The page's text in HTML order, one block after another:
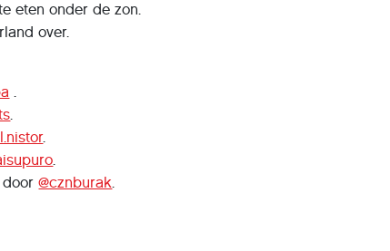
eten onder de zon.
over.
.
.
.
.
door@cznburak.